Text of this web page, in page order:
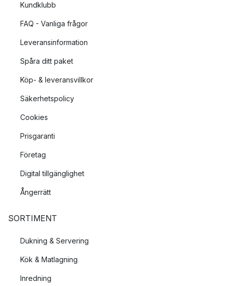
Kundklubb
FAQ - Vanliga frågor
Leveransinformation
Spåra ditt paket
Köp- & leveransvillkor
Säkerhetspolicy
Cookies
Prisgaranti
Företag
Digital tillgänglighet
Ångerrätt
SORTIMENT
Dukning & Servering
Kök & Matlagning
Inredning